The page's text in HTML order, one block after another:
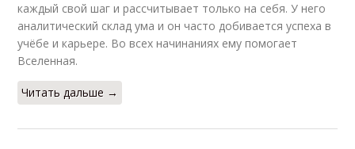
каждый свой шаг и рассчитывает только на себя. У него
аналитический склад ума и он часто добивается успеха в
учёбе и карьере. Во всех начинаниях ему помогает
Вселенная.
Читать дальше →